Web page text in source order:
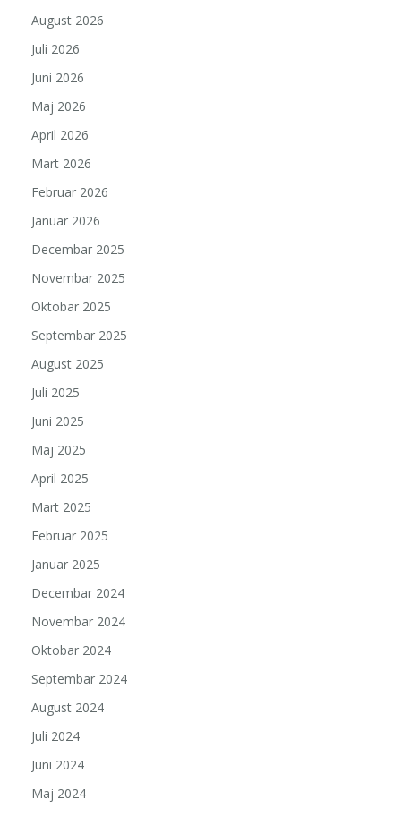
August 2026
Juli 2026
Juni 2026
Maj 2026
April 2026
Mart 2026
Februar 2026
Januar 2026
Decembar 2025
Novembar 2025
Oktobar 2025
Septembar 2025
August 2025
Juli 2025
Juni 2025
Maj 2025
April 2025
Mart 2025
Februar 2025
Januar 2025
Decembar 2024
Novembar 2024
Oktobar 2024
Septembar 2024
August 2024
Juli 2024
Juni 2024
Maj 2024